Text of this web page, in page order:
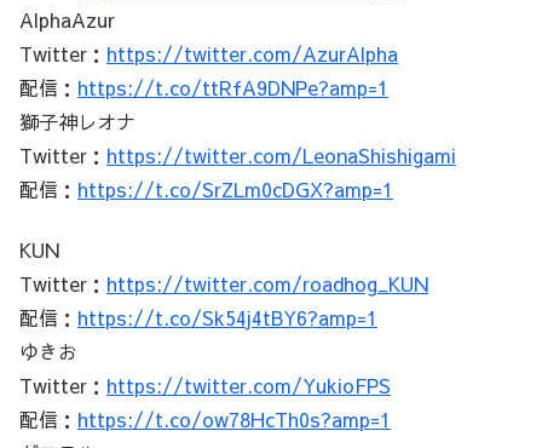
AlphaAzur
Twitter： https://twitter.com/AzurAlpha
配信： https://t.co/ttRfA9DNPe?amp=1
獅子神レオナ
Twitter： https://twitter.com/LeonaShishigami
配信： https://t.co/SrZLm0cDGX?amp=1
KUN
Twitter： https://twitter.com/roadhog_KUN
配信： https://t.co/Sk54j4tBY6?amp=1
ゆきお
Twitter： https://twitter.com/YukioFPS
配信： https://t.co/ow78HcTh0s?amp=1